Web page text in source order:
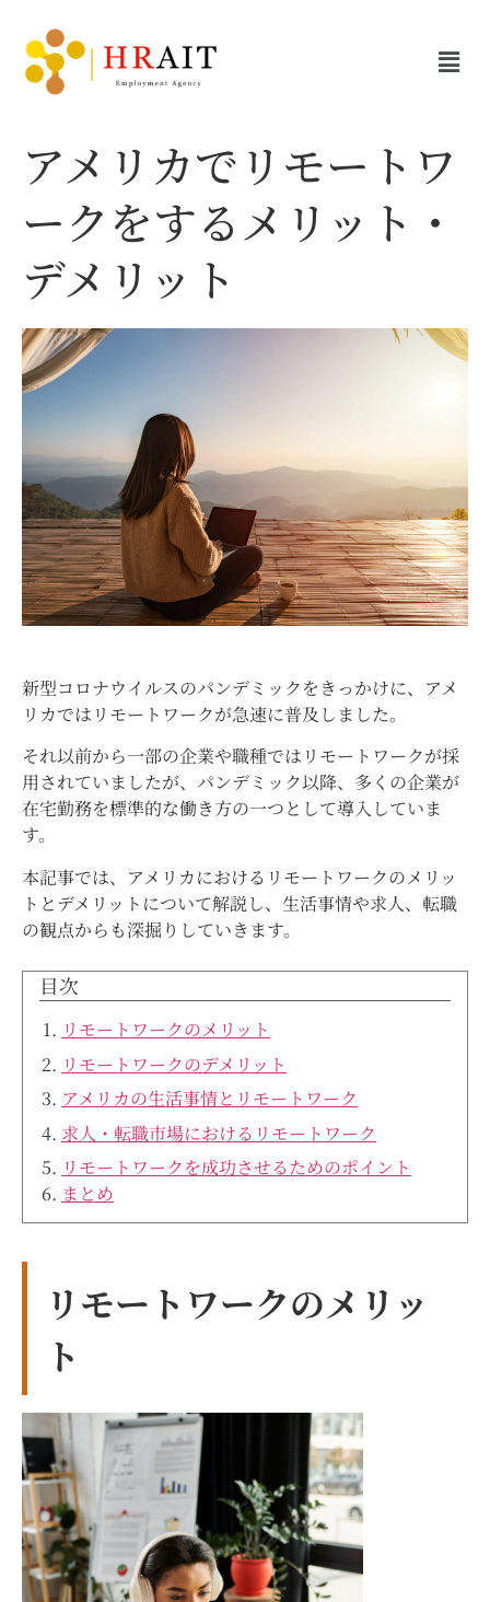
アメリカでリモートワ
ークをするメリット・
デメリット
新型コロナウイルスのパンデミックをきっかけに、アメ
リカではリモートワークが急速に普及しました。
それ以前から一部の企業や職種ではリモートワークが採
用されていましたが、パンデミック以降、多くの企業が
在宅勤務を標準的な働き方の一つとして導入していま
す。
本記事では、アメリカにおけるリモートワークのメリッ
トとデメリットについて解説し、生活事情や求人、転職
の観点からも深掘りしていきます。
目次
リモートワークのメリット
リモートワークのデメリット
アメリカの生活事情とリモートワーク
求人・転職市場におけるリモートワーク
リモートワークを成功させるためのポイント
まとめ
リモートワークのメリッ
ト